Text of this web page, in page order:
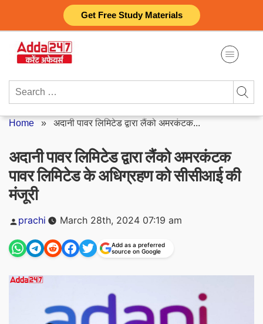
Get Free Study Materials
content
Search
Home » अदानी पावर लिमिटेड द्वारा लैंको अमरकंटक...
अदानी पावर लिमिटेड द्वारा लैंको अमरकंटक
पावर लिमिटेड के अधिग्रहण को सीसीआई की
मंजूरी
Posted
by
prachi March 28th, 2024 07:19 am
Add as a preferred
source on Google